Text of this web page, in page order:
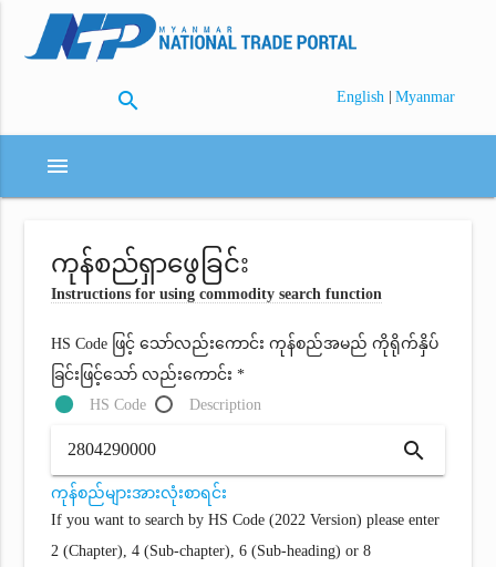
search English | Myanmar
menu
ကုန်စည်ရှာဖွေခြင်း
Instructions for using commodity search function
HS Code ဖြင့် သော်လည်းကောင်း ကုန်စည်အမည် ကိုရိုက်နှိပ်
ခြင်းဖြင့်သော် လည်းကောင်း *
HS Code
Description
search
ကုန်စည်များအားလုံးစာရင်း
If you want to search by HS Code (2022 Version) please enter
2 (Chapter), 4 (Sub-chapter), 6 (Sub-heading) or 8